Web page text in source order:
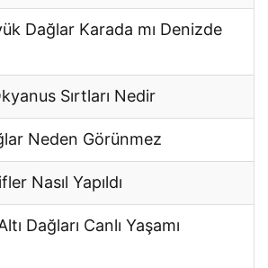
Dağlar Karada mı Denizde
Sırtları Nedir
Neden Görünmez
Nasıl Yapıldı
Dağları Canlı Yaşamı